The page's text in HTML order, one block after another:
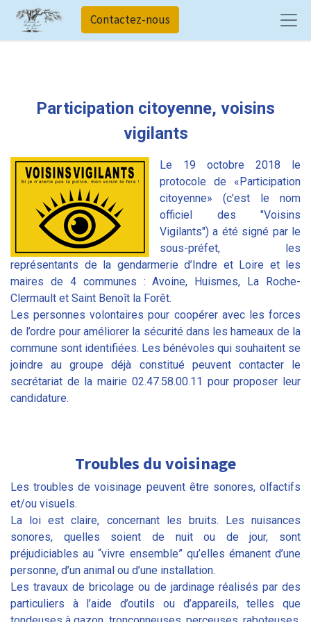
Contactez-nous
Participation citoyenne, voisins
vigilants
Le 19 octobre 2018 le
protocole de «Participation
citoyenne» (c’est le nom
officiel des "Voisins
Vigilants") a été signé par le
sous-préfet, les
représentants de la gendarmerie d’Indre et Loire et les
maires de 4 communes : Avoine, Huismes, La Roche-
Clermault et Saint Benoît la Forêt.
Les personnes volontaires pour coopérer avec les forces
de l’ordre pour améliorer la sécurité dans les hameaux de la
commune sont identifiées. Les bénévoles qui souhaitent se
joindre au groupe déjà constitué peuvent contacter le
secrétariat de la mairie 02.47.58.00.11 pour proposer leur
candidature.
Troubles du voisinage
Les troubles de voisinage peuvent être sonores, olfactifs
et/ou visuels.
La loi est claire, concernant les bruits. Les nuisances
sonores, quelles soient de nuit ou de jour, sont
préjudiciables au “vivre ensemble” qu’elles émanent d’une
personne, d’un animal ou d’une installation.
Les travaux de bricolage ou de jardinage réalisés par des
particuliers à l’aide d’outils ou d’appareils, telles que